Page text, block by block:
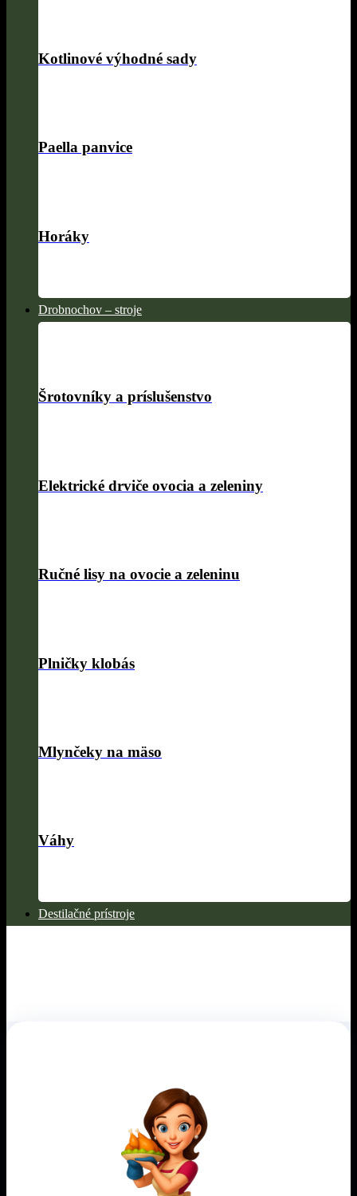
Kotlinové výhodné sady
Paella panvice
Horáky
Drobnochov – stroje
Šrotovníky a príslušenstvo
Elektrické drviče ovocia a zeleniny
Ručné lisy na ovocie a zeleninu
Plničky klobás
Mlynčeky na mäso
Váhy
Destilačné prístroje